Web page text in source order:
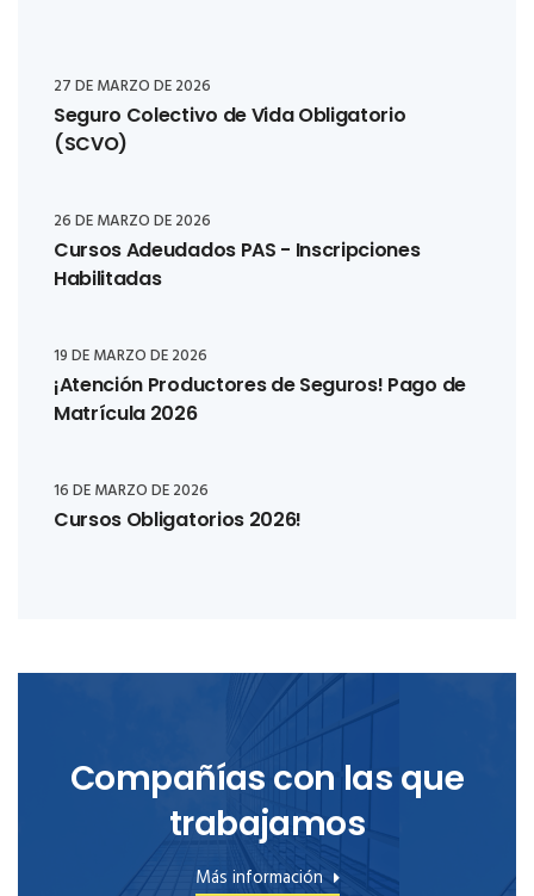
27 DE MARZO DE 2026
Seguro Colectivo de Vida Obligatorio
(SCVO)
26 DE MARZO DE 2026
Cursos Adeudados PAS - Inscripciones
Habilitadas
19 DE MARZO DE 2026
¡Atención Productores de Seguros! Pago de
Matrícula 2026
16 DE MARZO DE 2026
Cursos Obligatorios 2026!
Compañías con las que
trabajamos
Más información